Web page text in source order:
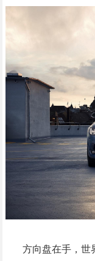
方向盘在手，世